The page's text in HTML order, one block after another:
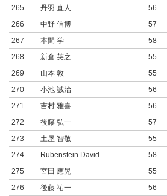
265
丹羽 直人 56
266
中野 信博 57
267
本間 学 58
268
新倉 英之 55
269
山本 敦 55
270
小池 誠治 56
271
吉村 雅喜 56
272
後藤 弘一 57
273
土屋 智敬 55
274
Rubenstein David 58
275
宮田 應晃 55
276
後藤 祐一 56